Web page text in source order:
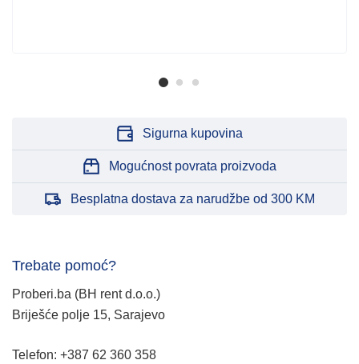
Sigurna kupovina
Mogućnost povrata proizvoda
Besplatna dostava za narudžbe od 300 KM
Trebate pomoć?
Proberi.ba (BH rent d.o.o.)
Briješće polje 15, Sarajevo
Telefon: +387 62 360 358